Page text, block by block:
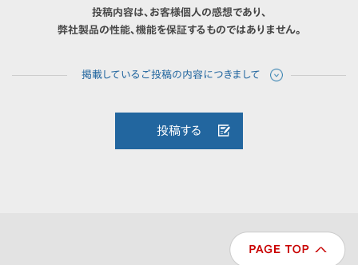
投稿内容は、お客様個人の感想であり、
弊社製品の性能、機能を保証するものではありません。
投稿する